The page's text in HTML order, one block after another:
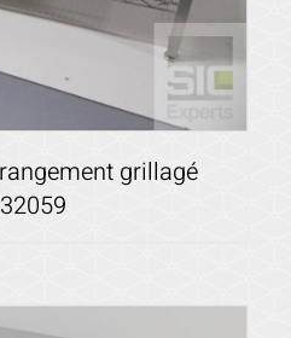
grillagé